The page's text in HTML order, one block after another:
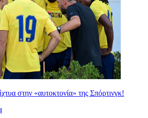
στην «αυτοκτονία» της Σπόρτινγκ!